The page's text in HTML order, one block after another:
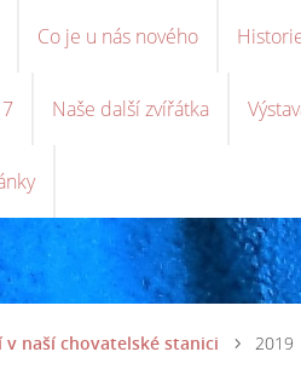
Co je u nás nového
Naše další zvířátka
naší chovatelské stanici 2019